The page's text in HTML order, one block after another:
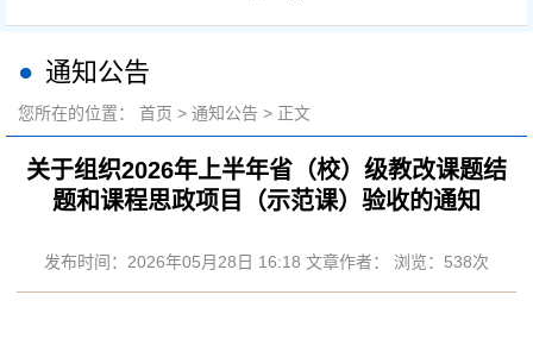
通知公告
您所在的位置： 首页 > 通知公告 > 正文
关于组织2026年上半年省（校）级教改课题结
题和课程思政项目（示范课）验收的通知
发布时间：2026年05月28日 16:18 文章作者： 浏览： 538次